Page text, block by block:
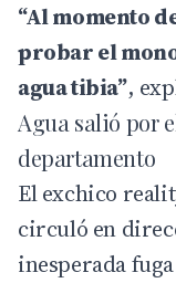
“Al momento
probar el
agua tibia”,
Agua salió por
departamento
El exchico
circuló en
inesperada